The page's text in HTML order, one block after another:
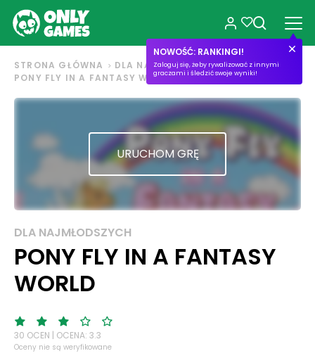
NOWOŚĆ: RANKINGI!
Zaloguj się, żeby rywalizować z innymi
graczami i śledzić swoje wyniki!
STRONA GŁÓWNA
DLA NAJMŁODSZYCH
PONY FLY IN A FANTASY WORLD
URUCHOM GRĘ
DLA NAJMŁODSZYCH
PONY FLY IN A FANTASY
WORLD
30 OCEN | OCENA: 3.3
Oceny nie są weryfikowane